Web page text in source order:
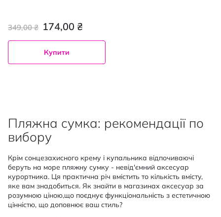
174,00 ₴
349,00 ₴
Купити
Пляжна сумка: рекомендації по
вибору
Крім сонцезахисного крему і купальника відпочиваючі
беруть на море пляжну сумку - невід'ємний аксесуар
курортника. Ця практична річ вмістить то кількість вмісту,
яке вам знадобиться. Як знайти в магазинах аксесуар за
розумною ціною,що поєднує функціональність з естетичною
цінністю, що доповнює ваш стиль?